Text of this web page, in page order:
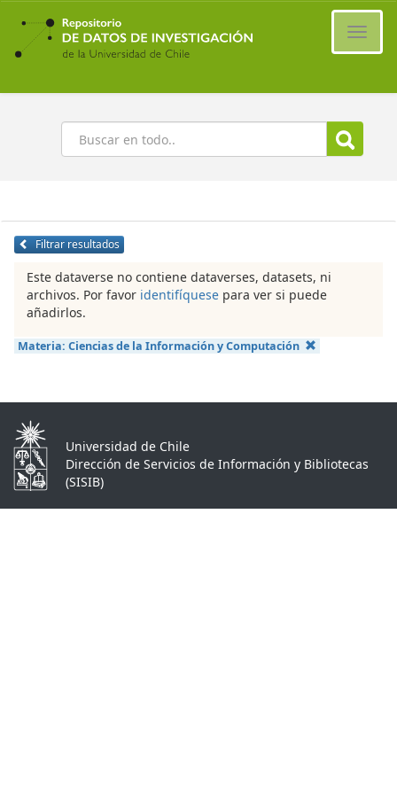
Ir
contenido
principal
Buscar
Filtrar resultados
Este dataverse no contiene dataverses, datasets, ni
archivos. Por favor identifíquese para ver si puede
añadirlos.
Materia: Ciencias de la Información y Computación
Universidad de Chile
Dirección de Servicios de Información y Bibliotecas
(SISIB)